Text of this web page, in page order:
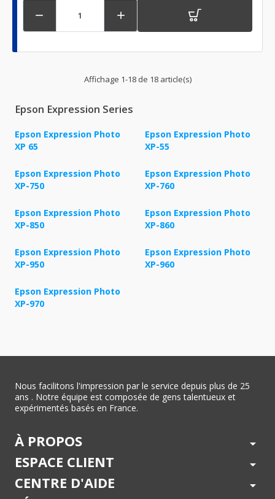
 
Affichage 1-18 de 18 article(s)
Epson Expression Series
Epson Expression Photo
XP 65
Epson Expression Photo
XP-55
Epson Expression Photo
XP-750
Epson Expression Photo
XP-760
Epson Expression Photo
XP-850
Epson Expression Photo
XP-860
Epson Expression Photo
XP-950
Epson Expression Photo
XP-960
Epson Expression Photo
XP-970
Nous facilitons l'impression par le service depuis plus de 25
ans . Notre équipe est composée de gens talentueux et
expérimentés basés en France.
À PROPOS arrow_drop_down
ESPACE CLIENT arrow_drop_down
CENTRE D'AIDE arrow_drop_down